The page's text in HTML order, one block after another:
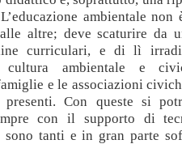
ambientale non
altre; deve scaturire da
curriculari, e di lì
ambientale e
e le associazioni
Con queste si
con il supporto di
tanti e in gran parte